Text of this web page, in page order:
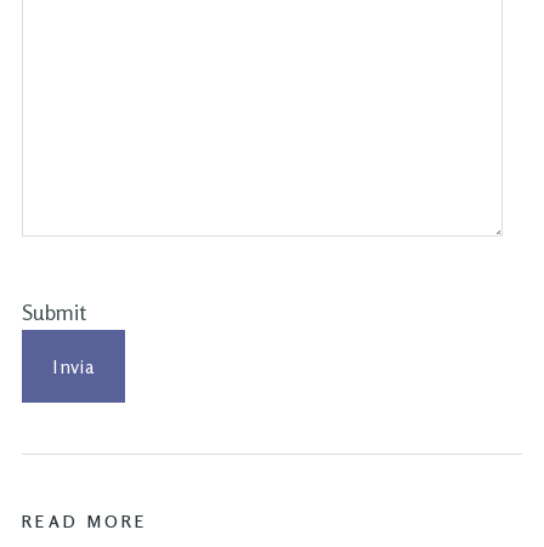
Submit
READ MORE